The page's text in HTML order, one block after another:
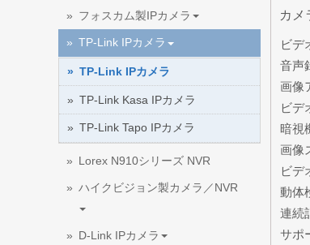
フォスカム製IPカメラ
TP-Link IPカメラ
TP-Link IPカメラ
TP-Link Kasa IPカメラ
TP-Link Tapo IPカメラ
Lorex N910シリーズ NVR
ハイクビジョン製カメラ／NVR
D-Link IPカメラ
カメ
ビデ
音声
画像
ビデ
暗視
画像
ビデ
動体
連続
サポ